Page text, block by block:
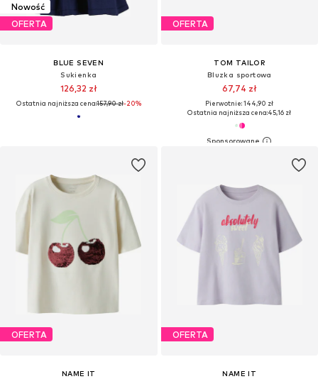
Nowość
OFERTA
BLUE SEVEN
Sukienka
126,32 zł
Ostatnia najniższa cena:157,90 zł-20%
OFERTA
TOM TAILOR
Bluzka sportowa
67,74 zł
Pierwotnie: 144,90 zł
Ostatnia najniższa cena:45,16 zł
OFERTA
NAME IT
OFERTA
NAME IT